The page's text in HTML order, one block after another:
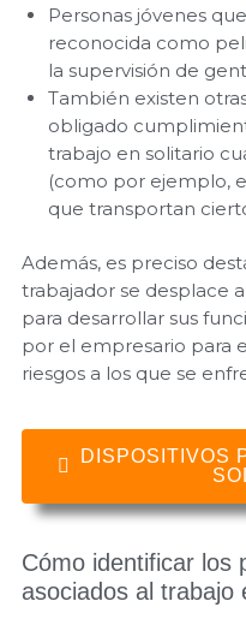
Personas jóvenes
reconocida como
la supervisión de
También existen
obligado
trabajo en solitario
(como por ejemplo,
que transportan
Además, es preciso
trabajador se desplace
para desarrollar sus
por el empresario para
riesgos a los que se
DISPOSITIVOS
Cómo identificar los
asociados al trabajo